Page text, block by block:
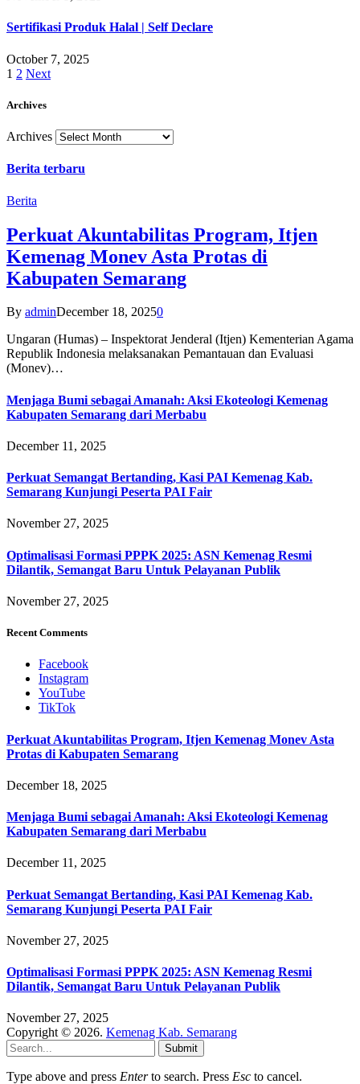
Sertifikasi Produk Halal | Self Declare
October 7, 2025
1 2 Next
Archives
Archives
Berita terbaru
Berita
Perkuat Akuntabilitas Program, Itjen
Kemenag Monev Asta Protas di
Kabupaten Semarang
By adminDecember 18, 20250
Ungaran (Humas) – Inspektorat Jenderal (Itjen) Kementerian Agama
Republik Indonesia melaksanakan Pemantauan dan Evaluasi
(Monev)…
Menjaga Bumi sebagai Amanah: Aksi Ekoteologi Kemenag
Kabupaten Semarang dari Merbabu
December 11, 2025
Perkuat Semangat Bertanding, Kasi PAI Kemenag Kab.
Semarang Kunjungi Peserta PAI Fair
November 27, 2025
Optimalisasi Formasi PPPK 2025: ASN Kemenag Resmi
Dilantik, Semangat Baru Untuk Pelayanan Publik
November 27, 2025
Recent Comments
Facebook
Instagram
YouTube
TikTok
Perkuat Akuntabilitas Program, Itjen Kemenag Monev Asta
Protas di Kabupaten Semarang
December 18, 2025
Menjaga Bumi sebagai Amanah: Aksi Ekoteologi Kemenag
Kabupaten Semarang dari Merbabu
December 11, 2025
Perkuat Semangat Bertanding, Kasi PAI Kemenag Kab.
Semarang Kunjungi Peserta PAI Fair
November 27, 2025
Optimalisasi Formasi PPPK 2025: ASN Kemenag Resmi
Dilantik, Semangat Baru Untuk Pelayanan Publik
November 27, 2025
Copyright © 2026. Kemenag Kab. Semarang
Submit
Type above and press Enterto search. Press Esc to cancel.